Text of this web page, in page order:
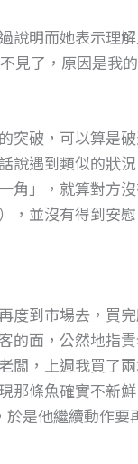
說明而她表示理
了，原因是我
突破，可以算是
說遇到類似的狀
角」，就算對方
，並沒有得到安
度到市場去，買
的面，公然地
闆，上週我買
那條魚確實不新
是他繼續動作